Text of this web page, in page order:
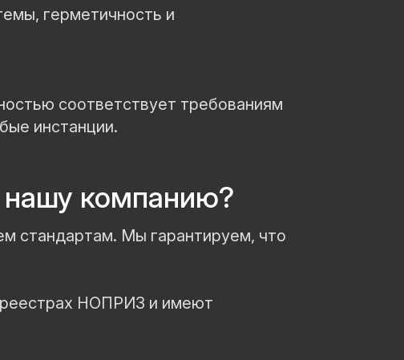
на герметичность и
соответствует требованиям
инстанции.
нашу компанию?
стандартам. Мы гарантируем, что
реестрах НОПРИЗ и имеют